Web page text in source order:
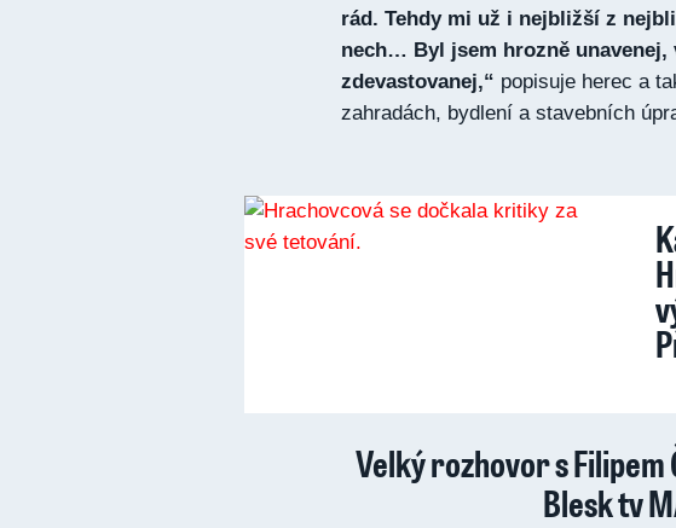
rád. Tehdy mi už i nejbližší z
nech… Byl jsem hrozně unavenej,
zdevastovanej,“ popisuje herec a
zahradách, bydlení a stavebních
Velký rozhovor s
Blesk tv